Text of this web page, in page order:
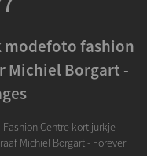
modefoto fashion
Michiel Borgart -
Centre kort jurkje |
Michiel Borgart - Forever